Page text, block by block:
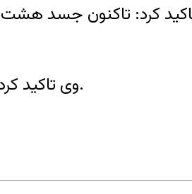
کرد: تاکنون جسد
وی تاکید کرد: جزئیات بیشتر و دقیق این حادثه نیاز به بررسی اساسی تری دارد.